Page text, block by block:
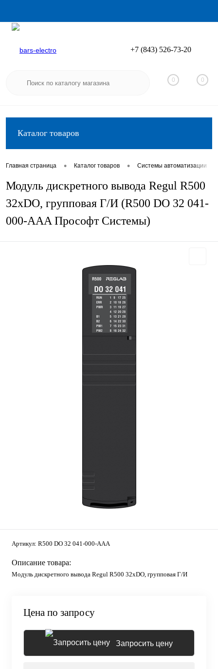
Вход
+7 (843) 526-73-20
0 0
Каталог товаров
Главная страница • Каталог товаров • Системы автоматизации
Модуль дискретного вывода Regul R500
32хDO, групповая Г/И (R500 DO 32 041-
000-AAA Прософт Системы)
Артикул: R500 DO 32 041-000-AAA
Описание товара:
Модуль дискретного вывода Regul R500 32хDO, групповая Г/И
Цена по запросу
Запросить цену